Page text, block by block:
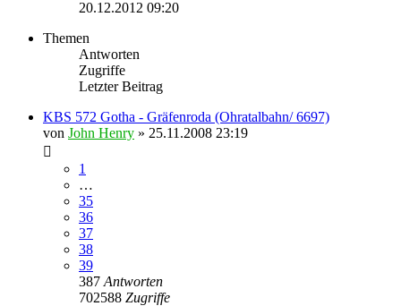
20.12.2012 09:20
Themen
Antworten
Zugriffe
Letzter Beitrag
KBS 572 Gotha - Gräfenroda (Ohratalbahn/ 6697)
von John Henry » 25.11.2008 23:19
1
…
35
36
37
38
39
387 Antworten
702588 Zugriffe